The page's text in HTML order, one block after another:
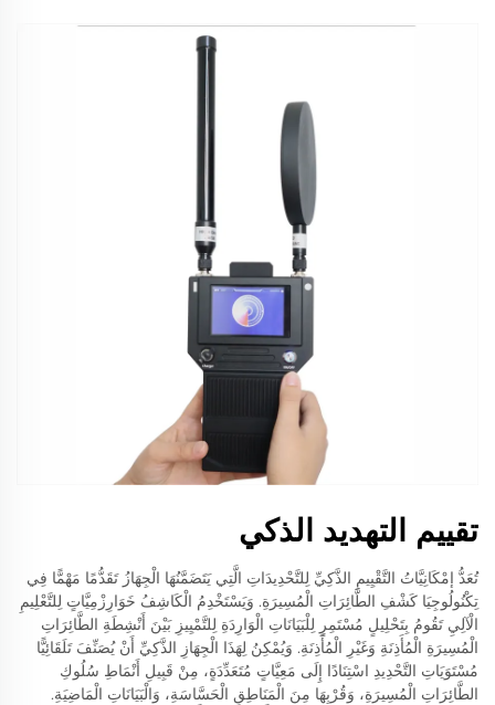
تقييم التهديد الذكي
تُعَدُّ إمْكَانِيَّاتُ التَّقْيِيمِ الذَّكِيِّ لِلتَّحْدِيدَاتِ الَّتِي يَتَضَمَّنُهَا الْجِهَازُ تَقَدُّمًا مَهْمًّا فِي
تِكْنُولُوجِيَا كَشْفِ الطَّائِرَاتِ الْمُسِيرَةِ. وَيَسْتَخْدِمُ الْكَاشِفُ خَوَارِزْمِيَّاتٍ لِلتَّعْلِيمِ
الْآلِيِ تَقُومُ بِتَحْلِيلٍ مُسْتَمِرٍ لِلْبَيَانَاتِ الْوَارِدَةِ لِلتَّمْيِيزِ بَيْنَ أَنْشِطَةِ الطَّائِرَاتِ
الْمُسِيرَةِ الْمُأَذِنَةِ وَغَيْرِ الْمُأَذِنَةِ. وَيُمْكِنُ لِهَذَا الْجِهَازِ الذَّكِيِّ أَنْ يُصَنِّفَ تَلَقَائِيًّا
مُسْتَوَيَاتِ التَّحْدِيدِ اسْتِنَادًا إِلَى مَعِيَّاتٍ مُتَعَدِّدَةٍ، مِنْ قَبِيلِ أَنْمَاطِ سُلُوكِ
الطَّائِرَاتِ الْمُسِيرَةِ، وَقُرْبِهَا مِنَ الْمَنَاطِقِ الْحَسَّاسَةِ، وَالْبَيَانَاتِ الْمَاضِيَةِ.